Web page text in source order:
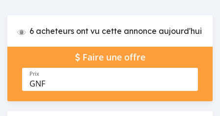
6 acheteurs ont vu cette annonce aujourd'hui
Faire une offre
Prix
GNF